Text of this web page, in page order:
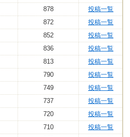
878
投稿一覧
872
投稿一覧
852
投稿一覧
836
投稿一覧
813
投稿一覧
790
投稿一覧
749
投稿一覧
737
投稿一覧
720
投稿一覧
710
投稿一覧